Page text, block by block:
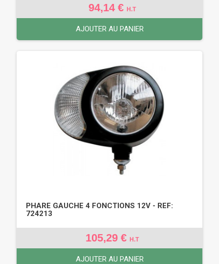
94,14 € H.T
AJOUTER AU PANIER
PHARE GAUCHE 4 FONCTIONS 12V - REF:
724213
105,29 € H.T
AJOUTER AU PANIER